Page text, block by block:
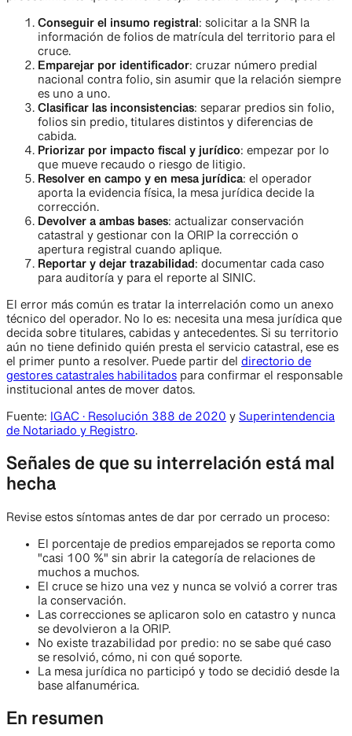
Conseguir el insumo registral: solicitar a la SNR la
información de folios de matrícula del territorio para el
cruce.
Emparejar por identificador: cruzar número predial
nacional contra folio, sin asumir que la relación siempre
es uno a uno.
Clasificar las inconsistencias: separar predios sin folio,
folios sin predio, titulares distintos y diferencias de
cabida.
Priorizar por impacto fiscal y jurídico: empezar por lo
que mueve recaudo o riesgo de litigio.
Resolver en campo y en mesa jurídica: el operador
aporta la evidencia física, la mesa jurídica decide la
corrección.
Devolver a ambas bases: actualizar conservación
catastral y gestionar con la ORIP la corrección o
apertura registral cuando aplique.
Reportar y dejar trazabilidad: documentar cada caso
para auditoría y para el reporte al SINIC.
El error más común es tratar la interrelación como un anexo
técnico del operador. No lo es: necesita una mesa jurídica que
decida sobre titulares, cabidas y antecedentes. Si su territorio
aún no tiene definido quién presta el servicio catastral, ese es
el primer punto a resolver. Puede partir del directorio de
gestores catastrales habilitados para confirmar el responsable
institucional antes de mover datos.
Fuente: IGAC · Resolución 388 de 2020 y Superintendencia
de Notariado y Registro.
Señales de que su interrelación está mal
hecha
Revise estos síntomas antes de dar por cerrado un proceso:
El porcentaje de predios emparejados se reporta como
"casi 100 %" sin abrir la categoría de relaciones de
muchos a muchos.
El cruce se hizo una vez y nunca se volvió a correr tras
la conservación.
Las correcciones se aplicaron solo en catastro y nunca
se devolvieron a la ORIP.
No existe trazabilidad por predio: no se sabe qué caso
se resolvió, cómo, ni con qué soporte.
La mesa jurídica no participó y todo se decidió desde la
base alfanumérica.
En resumen